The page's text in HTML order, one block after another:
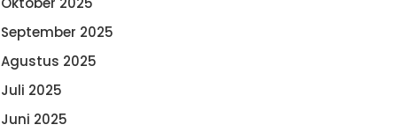
September 2025
Agustus 2025
Juli 2025
Juni 2025